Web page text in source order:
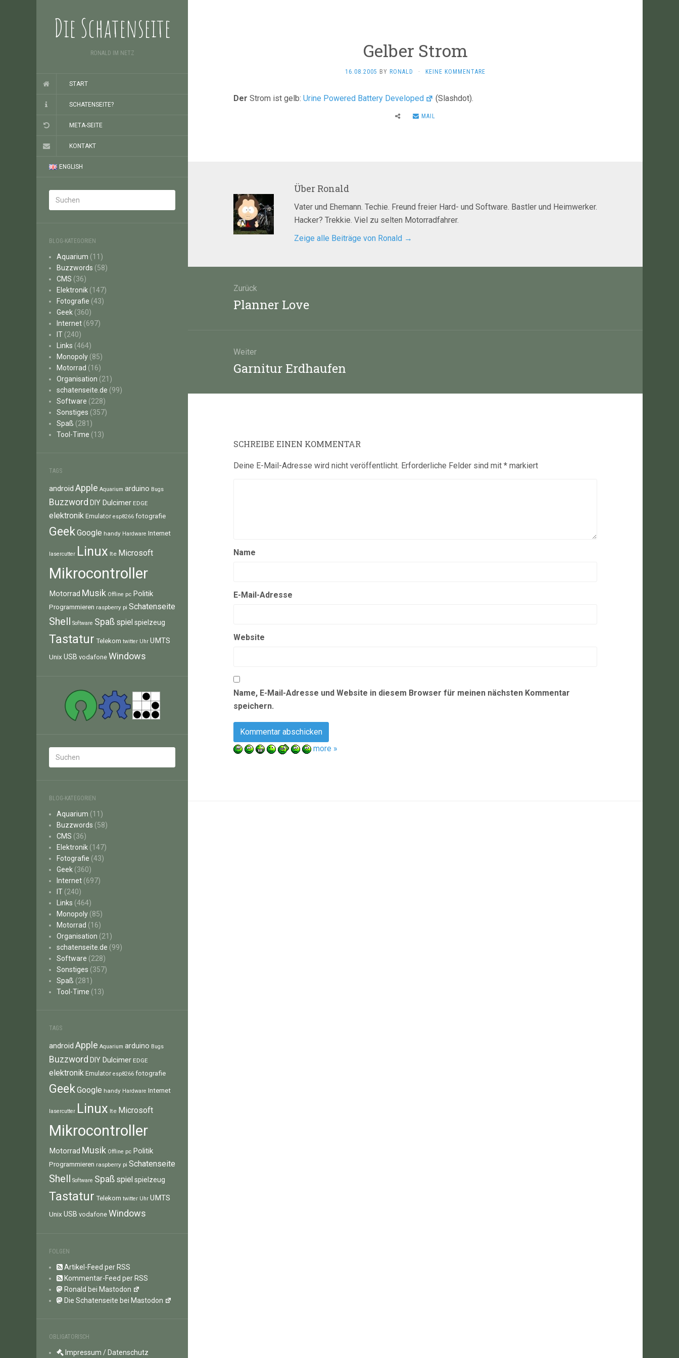
Die Schatenseite
RONALD IM NETZ
START
SCHATENSEITE?
META-SEITE
KONTAKT
ENGLISH
BLOG-KATEGORIEN
Aquarium (11)
Buzzwords (58)
CMS (36)
Elektronik (147)
Fotografie (43)
Geek (360)
Internet (697)
IT (240)
Links (464)
Monopoly (85)
Motorrad (16)
Organisation (21)
schatenseite.de (99)
Software (228)
Sonstiges (357)
Spaß (281)
Tool-Time (13)
TAGS
android Apple Aquarium arduino Bugs
Buzzword DIY Dulcimer EDGE
elektronik Emulator esp8266 fotografie
GeekGoogle handy Hardware Internet
lasercutter Linux lte Microsoft
Mikrocontroller
Motorrad Musik Offline pc Politik
Programmieren raspberry pi Schatenseite
Shell Software Spaß spiel spielzeug
Tastatur Telekom twitter Uhr UMTS
Unix USB vodafone Windows
BLOG-KATEGORIEN
Aquarium (11)
Buzzwords (58)
CMS (36)
Elektronik (147)
Fotografie (43)
Geek (360)
Internet (697)
IT (240)
Links (464)
Monopoly (85)
Motorrad (16)
Organisation (21)
schatenseite.de (99)
Software (228)
Sonstiges (357)
Spaß (281)
Tool-Time (13)
TAGS
android Apple Aquarium arduino Bugs
Buzzword DIY Dulcimer EDGE
elektronik Emulator esp8266 fotografie
GeekGoogle handy Hardware Internet
lasercutter Linux lte Microsoft
Mikrocontroller
Motorrad Musik Offline pc Politik
Programmieren raspberry pi Schatenseite
Shell Software Spaß spiel spielzeug
Tastatur Telekom twitter Uhr UMTS
Unix USB vodafone Windows
FOLGEN
Artikel-Feed per RSS
Kommentar-Feed per RSS
Ronald bei Mastodon
Die Schatenseite bei Mastodon
OBLIGATORISCH
Impressum / Datenschutz
Gelber Strom
16.08.2005 BY RONALD · KEINE KOMMENTARE
Der Strom ist gelb: Urine Powered Battery Developed (Slashdot).
MAIL
Über Ronald
Vater und Ehemann. Techie. Freund freier Hard- und Software. Bastler und Heimwerker.
Hacker? Trekkie. Viel zu selten Motorradfahrer.
Zeige alle Beiträge von Ronald →
Zurück
Vorheriger
Planner Love
Weiter
Nächster
Garnitur Erdhaufen
SCHREIBE EINEN KOMMENTAR
Deine E-Mail-Adresse wird nicht veröffentlicht. Erforderliche Felder sind mit * markiert
Name
E-Mail-Adresse
Website
Name, E-Mail-Adresse und Website in diesem Browser für meinen nächsten Kommentar
speichern.
more »